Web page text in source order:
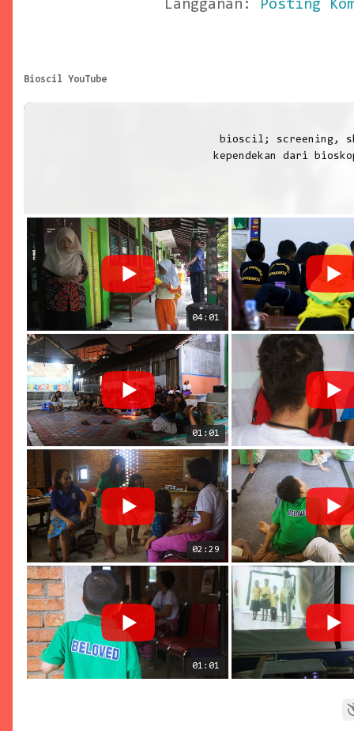
Langganan: Posting
Bioscil YouTube
bioscil; screening, sharing,
kependekan dari
usia bertumbuh-belum
ditawarkan bioscil yang
jauh dari akses bioskop
bertiket mahal).
di tempat terbuka
dipungut biaya
diinisiasi oleh dua
04:01
01:01
02:29
01:01